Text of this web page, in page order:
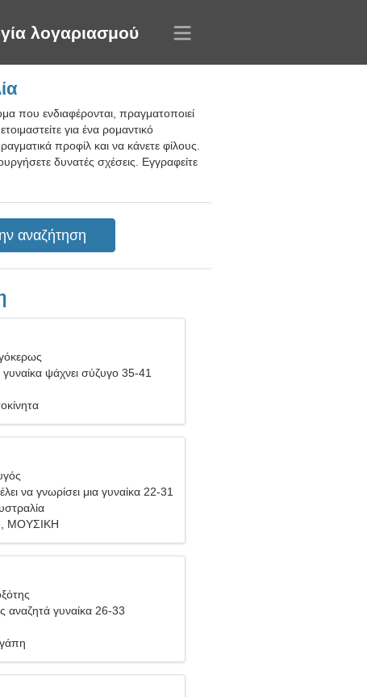
λογαριασμού
που ενδιαφέρονται, πραγματοποιεί
για ένα ρομαντικό
προφίλ και να κάνετε φίλους.
δυνατές σχέσεις. Εγγραφείτε
ψάχνει σύζυγο 35-41
να γνωρίσει μια γυναίκα 22-31
ΜΟΥΣΙΚΗ
αναζητά γυναίκα 26-33